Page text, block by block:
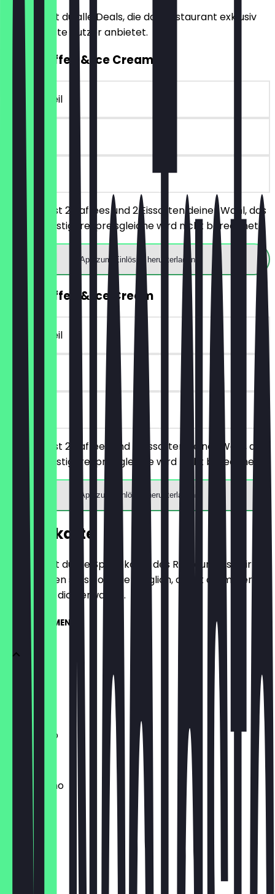
Hier findest du alle Deals, die das Restaurant exklusiv
für NeoTaste Nutzer anbietet.
2für1 Coffee & Ice Cream
~€ 6 Vorteil
90 Tage
vor Ort
Du bestellst 2 Kaffees und 2 Eissorten deiner Wahl, das
jeweils günstigere/preisgleiche wird nicht berechnet.
App zum Einlösen herunterladen
2für1 Coffee & Ice Cream
~€ 6 Vorteil
90 Tage
Du bestellst 2 Kaffees und 2 Eissorten deiner Wahl, das
jeweils günstigere/preisgleiche wird nicht berechnet.
App zum Einlösen herunterladen
Speisekarte
Hier findest du die Speisekarte des Restaurants. Wir
aktualisieren sie so oft wie möglich, damit du immer
weißt, was dich erwartet.
CAFETERIA MENU
Espresso
€ 3,30
Americano
€ 3,60
Cappuccino
€ 5,00
Caffelatte
€ 5,00
Flat white